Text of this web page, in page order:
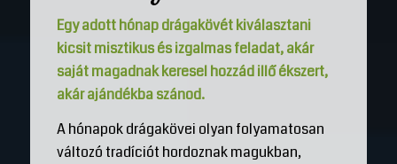
Egy adott hónap drágakövét kiválasztani
kicsit misztikus és izgalmas feladat, akár
saját magadnak keresel hozzád illő ékszert,
akár ajándékba szánod.
A hónapok drágakövei olyan folyamatosan
változó tradíciót hordoznak magukban,